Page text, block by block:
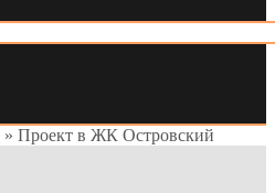
» Проект в ЖК Островский